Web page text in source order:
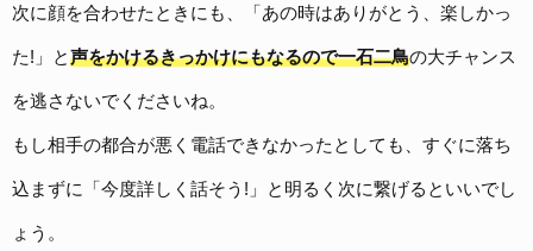
次に顔を合わせたときにも、「あの時はありがとう、楽しかっ
た!」と声をかけるきっかけにもなるので一石二鳥の大チャンス
を逃さないでくださいね。
もし相手の都合が悪く電話できなかったとしても、すぐに落ち
込まずに「今度詳しく話そう!」と明るく次に繋げるといいでし
ょう。